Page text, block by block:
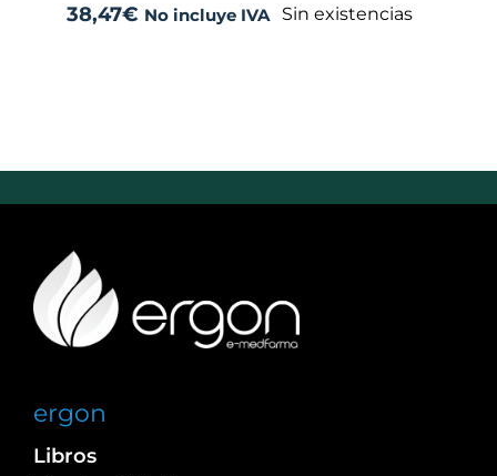
38,47€ No incluye IVA Sin existencias
ergon
Libros